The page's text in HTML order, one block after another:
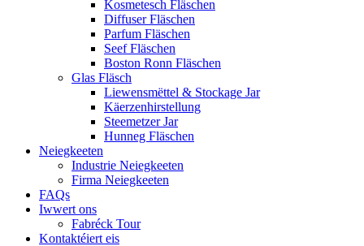
Kosmetesch Fläschen
Diffuser Fläschen
Parfum Fläschen
Seef Fläschen
Boston Ronn Fläschen
Glas Fläsch
Liewensmëttel & Stockage Jar
Käerzenhirstellung
Steemetzer Jar
Hunneg Fläschen
Neiegkeeten
Industrie Neiegkeeten
Firma Neiegkeeten
FAQs
Iwwert ons
Fabréck Tour
Kontaktéiert eis